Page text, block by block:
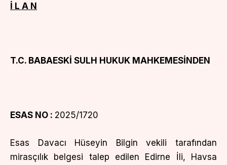
İ L A N
T.C. BABAESKİ SULH HUKUK MAHKEMESİNDEN
ESAS NO : 2025/1720
Esas Davacı Hüseyin Bilgin vekili tarafından
mirasçılık belgesi talep edilen Edirne İli, Havsa